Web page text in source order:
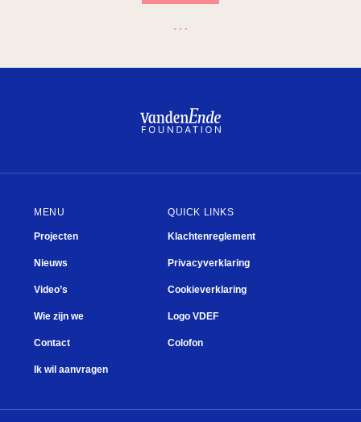
…
MENU
Projecten
Nieuws
Video’s
Wie zijn we
Contact
Ik wil aanvragen
QUICK LINKS
Klachtenreglement
Privacyverklaring
Cookieverklaring
Logo VDEF
Colofon